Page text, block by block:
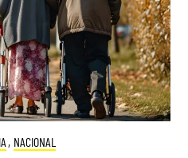
, NACIONAL